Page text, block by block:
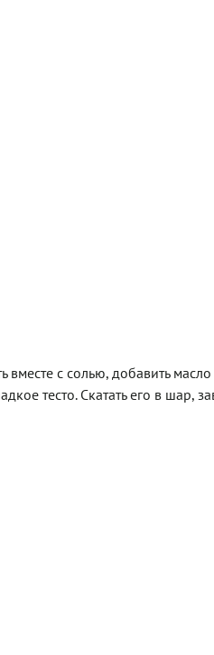
вместе с солью, добавить
тесто. Скатать его в шар,